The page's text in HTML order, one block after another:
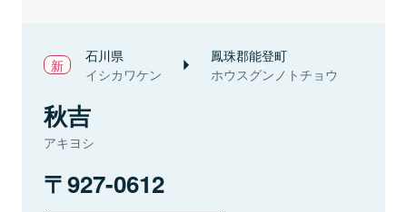
石川県
イシカワケン
鳳珠郡能登町
ホウスグンノトチョウ
秋吉
アキヨシ
927-0612